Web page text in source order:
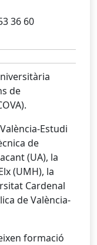
36 60
de
Estudi
de
(UA), la
(UMH), la
Cardenal
de València-
formació